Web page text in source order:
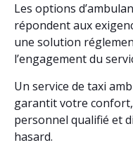
Les options
répondent aux
une solution
l’engagement du
Un service de taxi
garantit votre confort,
personnel qualifié et
hasard.